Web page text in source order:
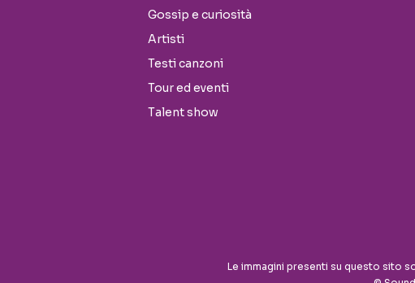
Gossip e curiosità
Artisti
Testi canzoni
Tour ed eventi
Talent show
Le immagini presenti su questo sito